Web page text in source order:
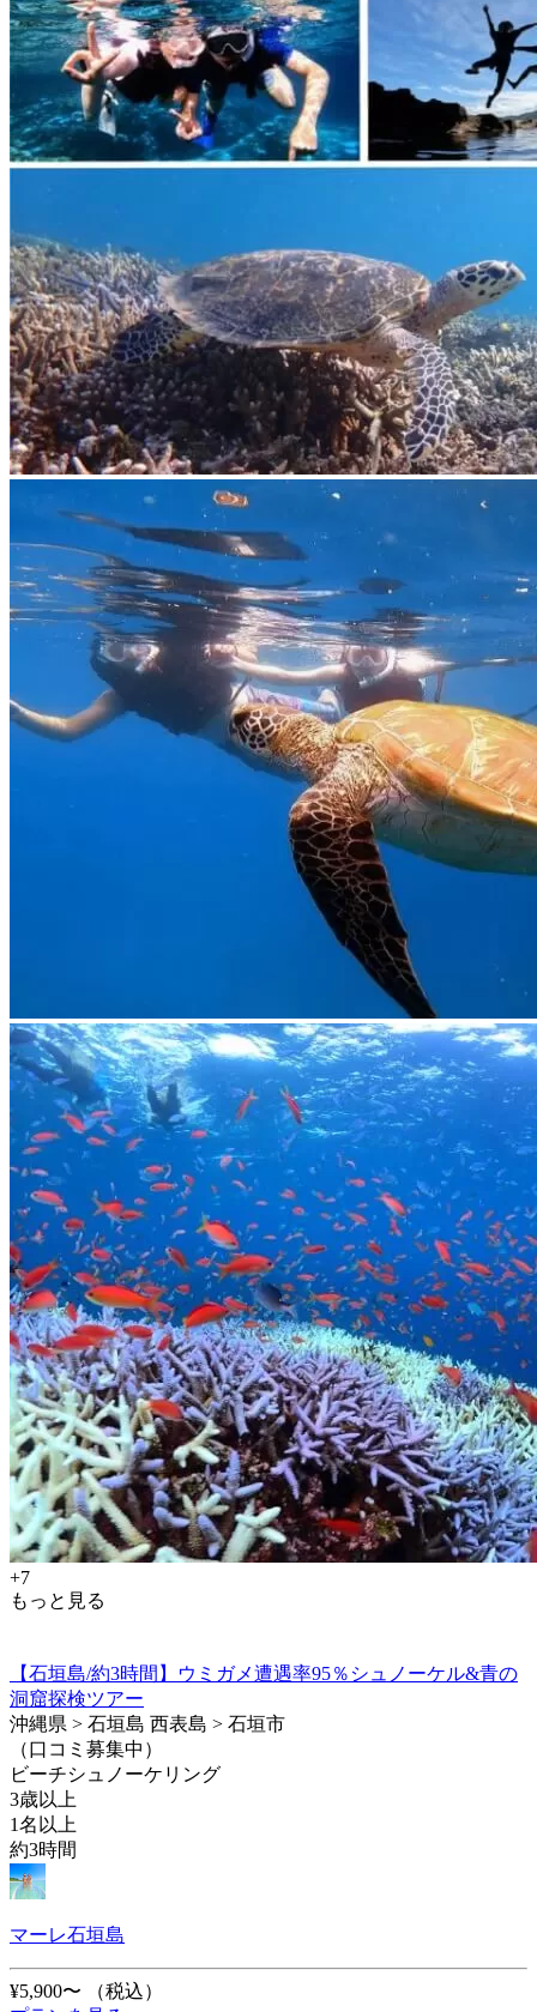
+7
もっと見る
【石垣島/約3時間】ウミガメ遭遇率95％シュノーケル&青の
洞窟探検ツアー
沖縄県 > 石垣島 西表島 > 石垣市
（口コミ募集中）
ビーチシュノーケリング
3歳以上
1名以上
約3時間
マーレ石垣島
¥5,900〜
（税込）